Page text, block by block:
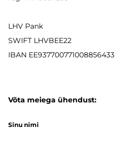
LHV Pank
SWIFT LHVBEE22
IBAN EE937700771008856433
Võta meiega ühendust:
Sinu nimi